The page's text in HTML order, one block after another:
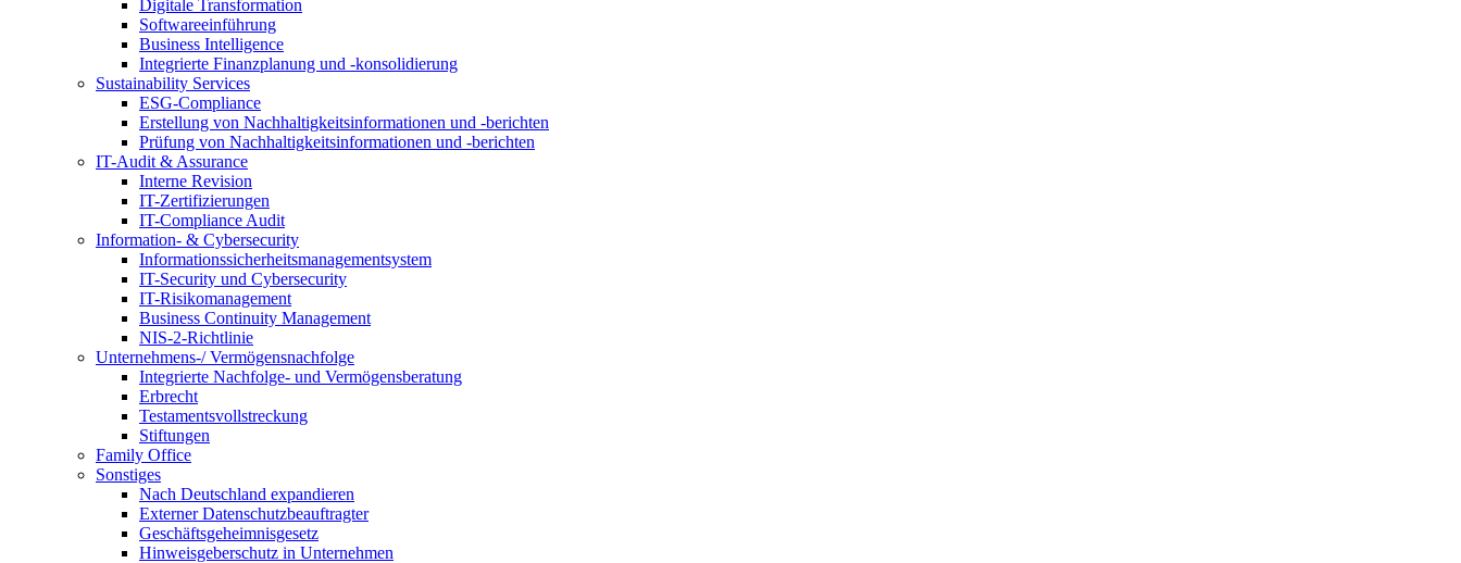
Digitale Transformation
Softwareeinführung
Business Intelligence
Integrierte Finanzplanung und -konsolidierung
Sustainability Services
ESG-Compliance
Erstellung von Nachhaltigkeitsinformationen und -berichten
Prüfung von Nachhaltigkeitsinformationen und -berichten
IT-Audit & Assurance
Interne Revision
IT-Zertifizierungen
IT-Compliance Audit
Information- & Cybersecurity
Informationssicherheitsmanagementsystem
IT-Security und Cybersecurity
IT-Risikomanagement
Business Continuity Management
NIS-2-Richtlinie
Unternehmens-/Vermögensnachfolge
Integrierte Nachfolge- und Vermögensberatung
Erbrecht
Testamentsvollstreckung
Stiftungen
Family Office
Sonstiges
Nach Deutschland expandieren
Externer Datenschutzbeauftragter
Geschäftsgeheimnisgesetz
Hinweisgeberschutz in Unternehmen